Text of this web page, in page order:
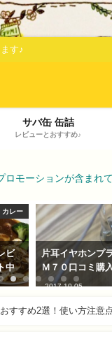
す♪
サバ缶 缶詰
レビューとおすすめ♪
モーションが含まれ
カレー
ビ
中
片耳イヤホンプ
Ｍ７０口コミ購
2017-10-05
すすめ2選！使い方注意